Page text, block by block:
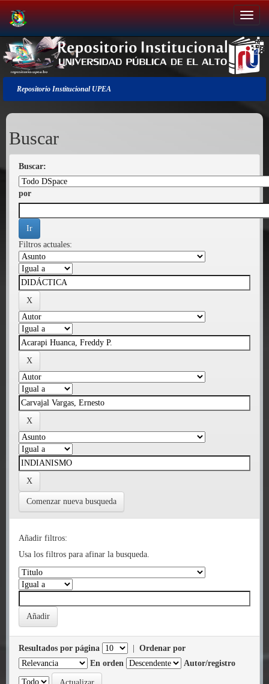
Salir
de
la
navegación
Repositorio Institucional UPEA
Buscar
Buscar:
por
Filtros actuales:
Comenzar nueva busqueda
Añadir filtros:
Usa los filtros para afinar la busqueda.
Resultados por página
Ordenar por
En orden
Autor/registro